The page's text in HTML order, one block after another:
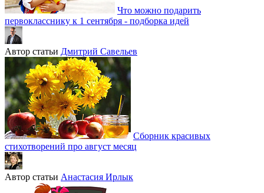
Что можно подарить
первокласснику к 1 сентября - подборка идей
Автор статьи Дмитрий Савельев
Сборник красивых
стихотворений про август месяц
Автор статьи Анастасия Ирлык